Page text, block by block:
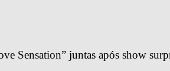
Sensation” juntas após show